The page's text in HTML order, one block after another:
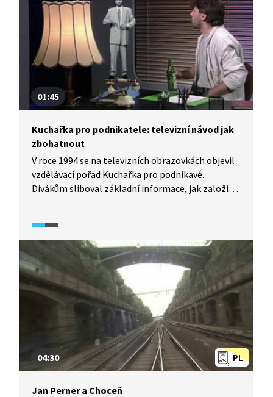
01:45
Kuchařka pro podnikatele: televizní návod jak
zbohatnout
V roce 1994 se na televizních obrazovkách objevil
vzdělávací pořad Kuchařka pro podnikavé.
Divákům sliboval základní informace, jak založit
Česká televize uvedla několik. Reagovala tak
na enormní zájem diváků o soukromé podnikání,
které od roku 1990 měnilo jejich každodenní
životy.
PL
04:30
Jan Perner a Choceň